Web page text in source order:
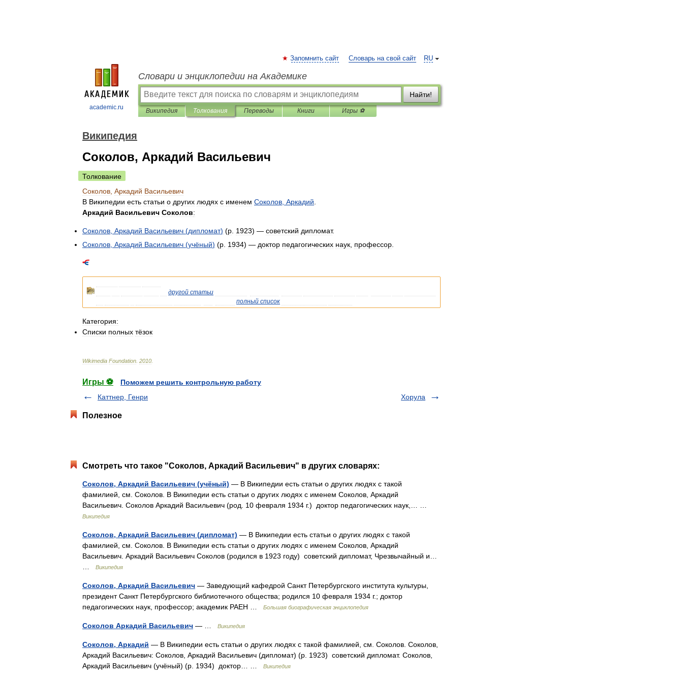
academic.ru
RU
Запомнить сайт Словарь на свой сайт
Словари и энциклопедии на Академике
Найти!
Википедия Толкования Переводы Книги Игры ⚽
Википедия
Соколов, Аркадий Васильевич
Толкование
Соколов Аркадий Васильевич
В Википедии есть статьи о других людях с именем Соколов Аркадий
Аркадий Васильевич Соколов:
Соколов Аркадий Васильевич (дипломат) (р 1923) — советский дипломат.
Соколов Аркадий Васильевич (учёный) (р 1934) — доктор педагогических наук профессор
другой статьи
полный список
Категория:
Списки полных тёзок
Wikimedia Foundation 2010
Игры ⚽
Поможем решить контрольную работу
Каттнер, Генри
Хорула
Полезное
Смотреть что такое "Соколов, Аркадий Васильевич" в других словарях:
Соколов, Аркадий Васильевич (учёный) — В Википедии есть статьи о других людях с такой
фамилией, см. Соколов. В Википедии есть статьи о других людях с именем Соколов, Аркадий
Васильевич. Соколов Аркадий Васильевич (род. 10 февраля 1934 г.) доктор педагогических наук,… …
Википедия
Соколов, Аркадий Васильевич (дипломат) — В Википедии есть статьи о других людях с такой
фамилией, см. Соколов. В Википедии есть статьи о других людях с именем Соколов, Аркадий
Васильевич. Аркадий Васильевич Соколов (родился в 1923 году) советский дипломат, Чрезвычайный и…
Википедия
Соколов, Аркадий Васильевич — Заведующий кафедрой Санкт Петербургского института культуры,
президент Санкт Петербургского библиотечного общества; родился 10 февраля 1934 г.; доктор
педагогических наук, профессор; академик РАЕН …
Большая биографическая энциклопедия
Соколов Аркадий Васильевич — … Википедия
Соколов, Аркадий — В Википедии есть статьи о других людях с такой фамилией, см. Соколов. Соколов,
Аркадий Васильевич: Соколов, Аркадий Васильевич (дипломат) (р. 1923) советский дипломат. Соколов,
Аркадий Васильевич (учёный) (р. 1934) доктор… …
Википедия